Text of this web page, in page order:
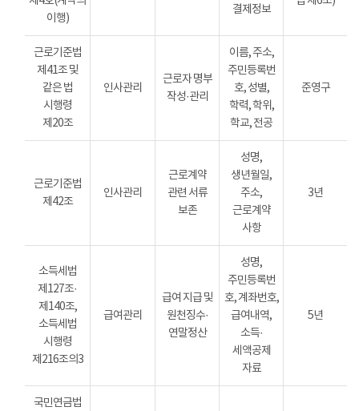
이행)
결제정보
근로기준법
제41조 및
같은 법
시행령
제20조
인사관리
근로자 명부
작성·관리
이름, 주소,
주민등록번
호, 성별,
학력, 학위,
학교, 전공
준영구
근로기준법
제42조
인사관리
근로계약
관련 서류
보존
성명,
생년월일,
주소,
근로계약
사항
3년
소득세법
제127조·
제140조,
소득세법
시행령
제216조의3
급여관리
급여 지급 및
원천징수·
연말정산
성명,
주민등록번
호, 계좌번호,
급여내역,
소득·
세액공제
자료
5년
국민연금법